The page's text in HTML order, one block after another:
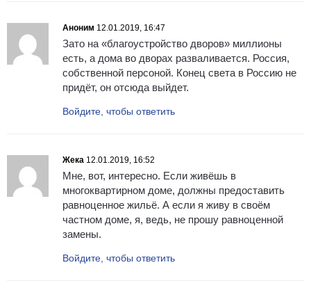
Аноним 12.01.2019, 16:47
Зато на «благоустройство дворов» миллионы
есть, а дома во дворах разваливается. Россия,
собственной персоной. Конец света в Россию не
придёт, он отсюда выйдет.
Войдите, чтобы ответить
Жека 12.01.2019, 16:52
Мне, вот, интересно. Если живёшь в
многоквартирном доме, должны предоставить
равноценное жильё. А если я живу в своём
частном доме, я, ведь, не прошу равноценной
замены.
Войдите, чтобы ответить